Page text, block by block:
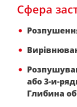
Сфера
або 3-и-
Глибина